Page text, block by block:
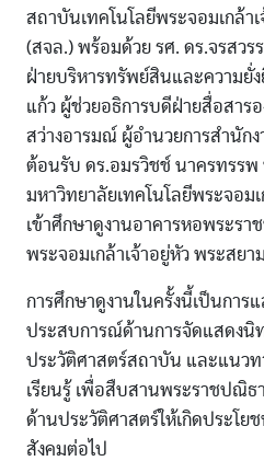
สถาบันเทคโนโลยีพระจอมเกล้า
(สจล.) พร้อมด้วย รศ. ดร.จรสวร
ฝ่ายบริหารทรัพย์สินและความยั่
แก้ว ผู้ช่วยอธิการบดีฝ่ายสื่อสาร
สว่างอารมณ์ ผู้อำนวยการสำนักง
ต้อนรับ ดร.อมรวิชช์ นาครทรรพ
มหาวิทยาลัยเทคโนโลยีพระจอม
เข้าศึกษาดูงานอาคารหอพระรา
พระจอมเกล้าเจ้าอยู่หัว พระสย
การศึกษาดูงานในครั้งนี้เป็นการ
ประสบการณ์ด้านการจัดแสดงนิ
ประวัติศาสตร์สถาบัน และแนวท
เรียนรู้ เพื่อสืบสานพระราชปณิธ
ด้านประวัติศาสตร์ให้เกิดประโ
สังคมต่อไป